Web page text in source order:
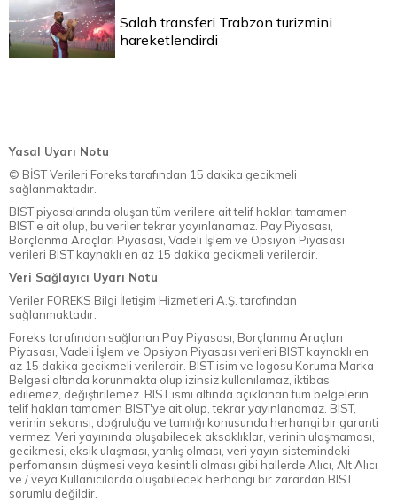
Salah transferi Trabzon turizmini
hareketlendirdi
Yasal Uyarı Notu
© BİST Verileri Foreks tarafından 15 dakika gecikmeli
sağlanmaktadır.
BIST piyasalarında oluşan tüm verilere ait telif hakları tamamen
BIST'e ait olup, bu veriler tekrar yayınlanamaz. Pay Piyasası,
Borçlanma Araçları Piyasası, Vadeli İşlem ve Opsiyon Piyasası
verileri BIST kaynaklı en az 15 dakika gecikmeli verilerdir.
Veri Sağlayıcı Uyarı Notu
Veriler FOREKS Bilgi İletişim Hizmetleri A.Ş. tarafından
sağlanmaktadır.
Foreks tarafından sağlanan Pay Piyasası, Borçlanma Araçları
Piyasası, Vadeli İşlem ve Opsiyon Piyasası verileri BIST kaynaklı en
az 15 dakika gecikmeli verilerdir. BIST isim ve logosu Koruma Marka
Belgesi altında korunmakta olup izinsiz kullanılamaz, iktibas
edilemez, değiştirilemez. BIST ismi altında açıklanan tüm belgelerin
telif hakları tamamen BIST'ye ait olup, tekrar yayınlanamaz. BIST,
verinin sekansı, doğruluğu ve tamlığı konusunda herhangi bir garanti
vermez. Veri yayınında oluşabilecek aksaklıklar, verinin ulaşmaması,
gecikmesi, eksik ulaşması, yanlış olması, veri yayın sistemindeki
perfomansın düşmesi veya kesintili olması gibi hallerde Alıcı, Alt Alıcı
ve / veya Kullanıcılarda oluşabilecek herhangi bir zarardan BIST
sorumlu değildir.